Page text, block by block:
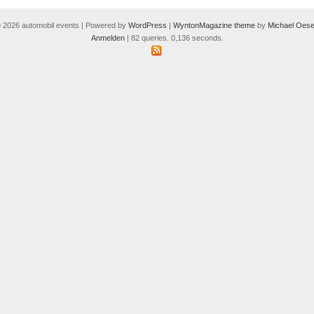
2026 automobil events | Powered by WordPress | WyntonMagazine theme by Michael
Anmelden| 82 queries. 0,136 seconds.